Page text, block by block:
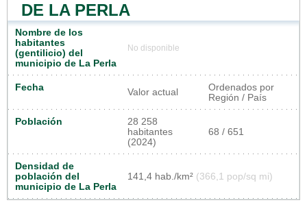
DE LA PERLA
Nombre de los
habitantes
(gentilicio) del
municipio de La Perla
No disponible
Fecha Valor actual
Ordenados por
Región / País
Población
28 258
habitantes
(2024)
68 / 651
Densidad de
población del
municipio de La Perla
141,4 hab./km² (366,1 pop/sq mi)